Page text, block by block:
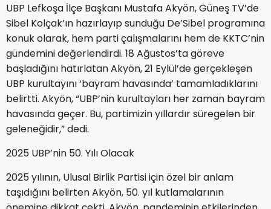
UBP Lefkoşa İlçe Başkanı Mustafa Akyön, Güneş TV’de
Sibel Kolçak’ın hazırlayıp sunduğu De’Sibel programına
konuk olarak, hem parti çalışmalarını hem de KKTC’nin
gündemini değerlendirdi. 18 Ağustos’ta göreve
başladığını hatırlatan Akyön, 21 Eylül’de gerçekleşen
UBP kurultayını ‘bayram havasında’ tamamladıklarını
belirtti. Akyön, “UBP’nin kurultayları her zaman bayram
havasında geçer. Bu, partimizin yıllardır süregelen bir
geleneğidir,” dedi.
2025 UBP’nin 50. Yılı Olacak
2025 yılının, Ulusal Birlik Partisi için özel bir anlam
taşıdığını belirten Akyön, 50. yıl kutlamalarının